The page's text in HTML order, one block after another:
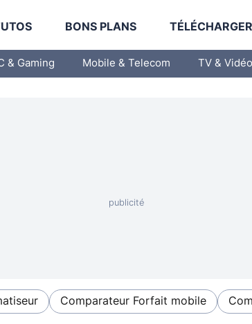
BONS PLANS
& Gaming Mobile & Telecom TV & Vidéo
Comparateur Forfait mobile